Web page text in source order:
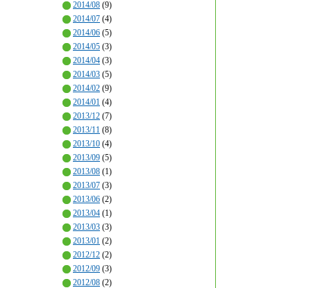
2014/08 (9)
2014/07 (4)
2014/06 (5)
2014/05 (3)
2014/04 (3)
2014/03 (5)
2014/02 (9)
2014/01 (4)
2013/12 (7)
2013/11 (8)
2013/10 (4)
2013/09 (5)
2013/08 (1)
2013/07 (3)
2013/06 (2)
2013/04 (1)
2013/03 (3)
2013/01 (2)
2012/12 (2)
2012/09 (3)
2012/08 (2)